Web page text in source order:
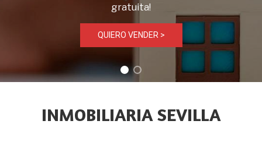
gratuita!
QUIERO VENDER >
INMOBILIARIA SEVILLA